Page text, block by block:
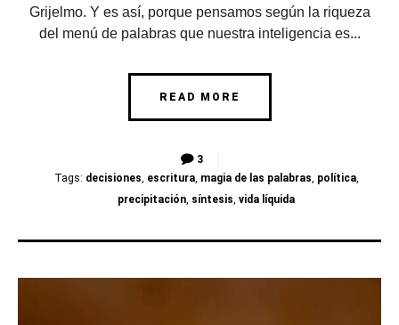
Grijelmo. Y es así, porque pensamos según la riqueza
del menú de palabras que nuestra inteligencia es...
READ MORE
3
Tags: decisiones, escritura, magia de las palabras, política,
precipitación, síntesis, vida líquida